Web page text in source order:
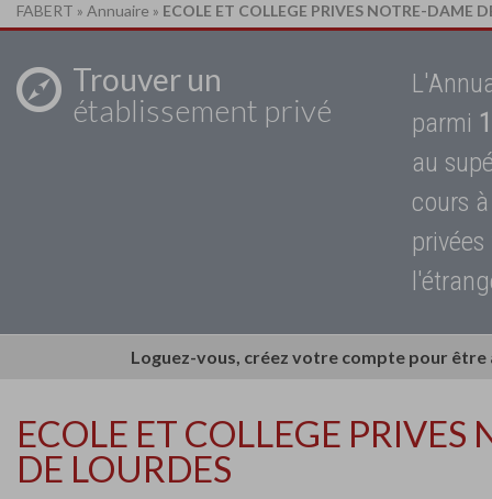
FABERT » Annuaire » ECOLE ET COLLEGE PRIVES NOTRE-DAME
Trouver un
établissement privé
parmi
au
cours
Loguez-vous, créez votre compte pour
ECOLE ET COLLEGE PRIVES
DE LOURDES